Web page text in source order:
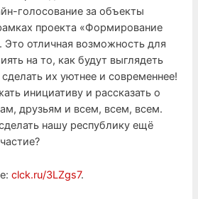
голосование за объекты
проекта «Формирование
отличная возможность для
на то, как будут выглядеть
их уютнее и современнее!
инициативу и рассказать о
друзьям и всем, всем, всем.
нашу республику ещё
clck.ru/3LZgs7.